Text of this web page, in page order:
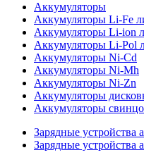
Аккумуляторы
Аккумуляторы Li-Fe
Аккумуляторы Li-ion
Аккумуляторы Li-Pol
Аккумуляторы Ni-Cd
Аккумуляторы Ni-Mh
Аккумуляторы Ni-Zn
Аккумуляторы
Аккумуляторы
Зарядные устройства
Зарядные устройства